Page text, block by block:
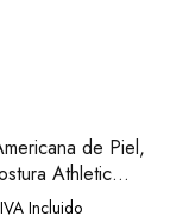
de Piel,
Athletic
IVA Incluido